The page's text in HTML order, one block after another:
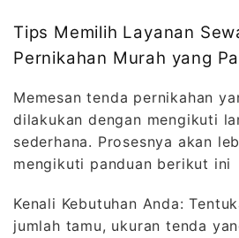
Tips Memilih Layanan
Pernikahan Murah yang
Memesan tenda pernikahan
dilakukan dengan mengikuti
sederhana. Prosesnya akan
mengikuti panduan berikut ini
Kenali Kebutuhan Anda:
jumlah tamu, ukuran tenda